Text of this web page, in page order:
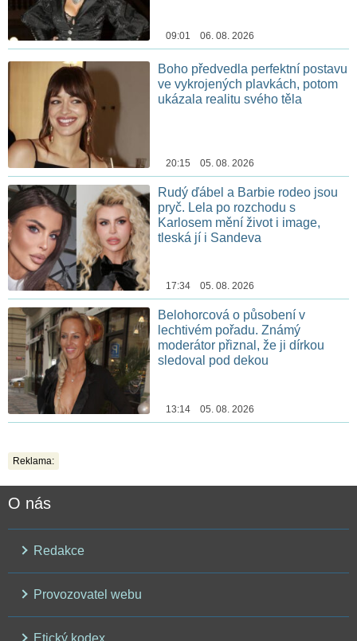
09:01 06. 08. 2026
Boho předvedla perfektní postavu
ve vykrojených plavkách, potom
ukázala realitu svého těla
20:15 05. 08. 2026
Rudý ďábel a Barbie rodeo jsou
pryč. Lela po rozchodu s
Karlosem mění život i image,
tleská jí i Sandeva
17:34 05. 08. 2026
Belohorcová o působení v
lechtivém pořadu. Známý
moderátor přiznal, že ji dírkou
sledoval pod dekou
13:14 05. 08. 2026
Reklama:
O nás
Redakce
Provozovatel webu